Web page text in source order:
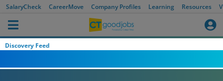
SalaryCheck CareerMove Company Profiles Learning Resources
Discovery Feed